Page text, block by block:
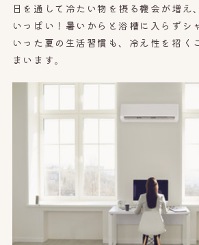
日を通して冷たい物を摂る機会が増え
いっぱい！暑いからと浴槽に入らずシ
いった夏の生活習慣も、冷え性を招く
まいます。